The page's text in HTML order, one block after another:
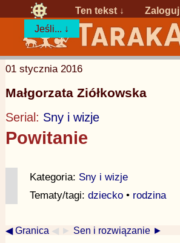
Ten tekst ↓ Zaloguj
Jeśli... ↓
01 stycznia 2016
Małgorzata Ziółkowska
Serial: Sny i wizje
Powitanie
Kategoria: Sny i wizje
Tematy/tagi: dziecko• rodzina
◀ Granica ◀ ► Sen i rozwiązanie ►